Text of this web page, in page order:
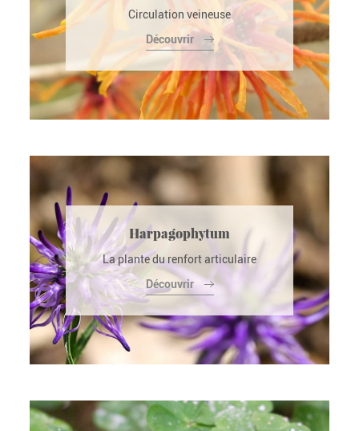
Circulation veineuse
Découvrir
Harpagophytum
La plante du renfort articulaire
Découvrir